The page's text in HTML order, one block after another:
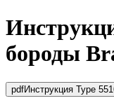
бороды
pdfИнструкция Type